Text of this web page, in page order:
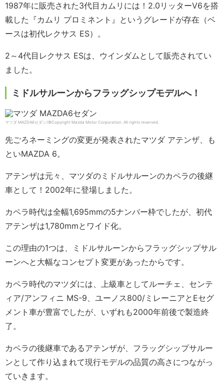
1987年に販売された3代目カムリには！2.0リッターV6を搭
載した『カムリ プロミネント』というグレードが存在（ベ
ースは初代レクサス ES）。
2～4代目レクサス ESは、ウインダムとして販売されてい
ました。
ミドルサルーンからフラッグシップモデルへ！
マツダ MAZDA6セダン/©Copyright Mazda Motor Corporation. All rights reserved.
先ごろネーミングの変更が発表されたマツダ アテンザ、も
といMAZDA 6。
アテンザは元々、マツダのミドルサルーンのカペラの後継
車として！2002年に登場しました。
カペラ時代は全幅1,695mmの5ナンバー枠でしたが、初代
アテンザは1,780mmとワイド化。
この理由の1つは、ミドルサルーンからフラッグシップサル
ーンへと大幅なコンセプト変更があったからです。
カペラ時代のマツダには、上級車としてルーチェ、センテ
ィア/アンフィニ MS-9、ユーノス800/ミレーニアとEセグ
メント車が豊富でしたが、いずれも2000年前後で製造終
了。
カペラの後継車であるアテンザが、フラッグシップサルー
ンとして作り込まれて現行モデルの品質の高さにつながっ
ていきます。